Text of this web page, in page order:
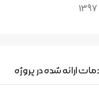
1397
ارائه شده در پروژه